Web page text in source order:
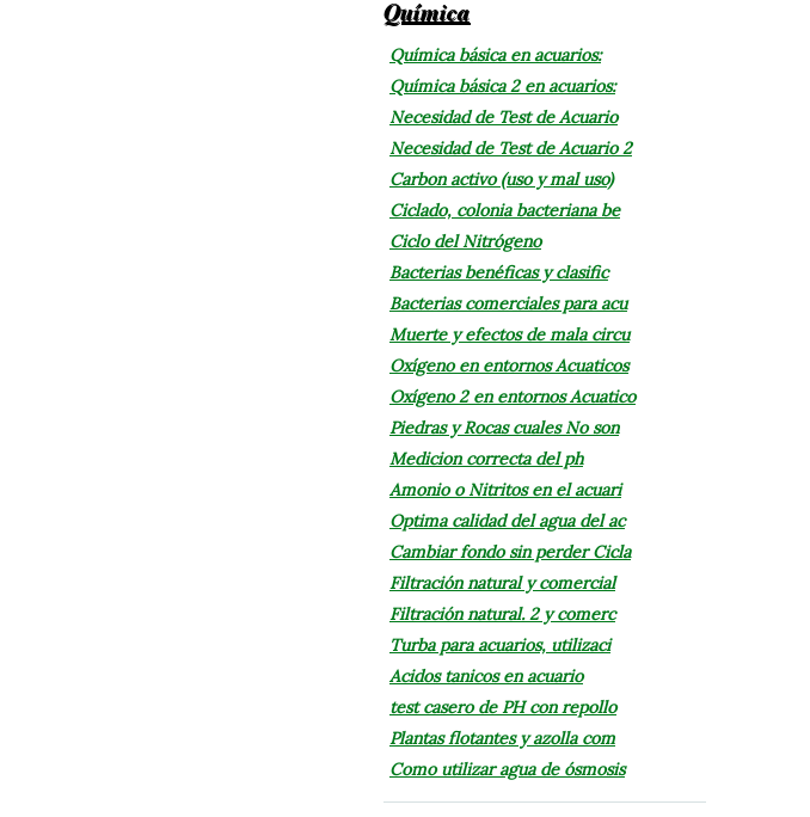
Química
Química básica en acuarios:
Química básica 2 en acuarios:
Necesidad de Test de Acuario
Necesidad de Test de Acuario 2
Carbon activo (uso y mal uso)
Ciclado, colonia bacteriana be
Ciclo del Nitrógeno
Bacterias benéficas y clasific
Bacterias comerciales para acu
Muerte y efectos de mala circu
Oxígeno en entornos Acuaticos
Oxígeno 2 en entornos Acuatico
Piedras y Rocas cuales No son
Medicion correcta del ph
Amonio o Nitritos en el acuari
Optima calidad del agua del ac
Cambiar fondo sin perder Cicla
Filtración natural y comercial
Filtración natural. 2 y comerc
Turba para acuarios, utilizaci
Acidos tanicos en acuario
test casero de PH con repollo
Plantas flotantes y azolla com
Como utilizar agua de ósmosis